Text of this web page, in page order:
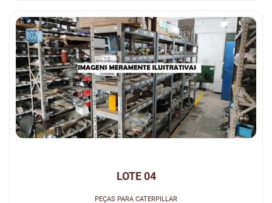
LOTE 04
PEÇAS PARA CATERPILLAR